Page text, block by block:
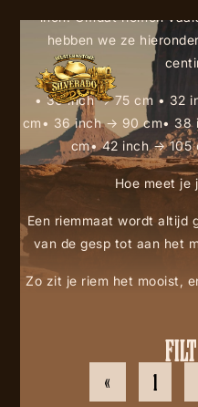
inch. Omdat riemen
hebben we ze
• 30 inch → 75 cm • 32
cm• 36 inch → 90 cm•
cm• 42 inch → 105
Hoe meet je
Een riemmaat wordt altijd
van de gesp tot aan het
Zo zit je riem het mooist,
Tip: Meet een goed
op. Kom je bijvoorbeeld
« 1